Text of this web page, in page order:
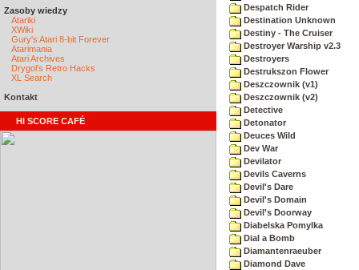
Zasoby wiedzy
Atariki
XWiki
Gury's Atari 8-bit Forever
Atarimania
Atari Archives
Drygol's Retro Hacks
XL Search
Kontakt
HI SCORE CAFÉ
Despatch Rider
Destination Unknown
Destiny - The Cruiser
Destroyer Warship v2.3
Destroyers
Destrukszon Flower
Deszczownik (v1)
Deszczownik (v2)
Detective
Detonator
Deuces Wild
Dev War
Devilator
Devils Caverns
Devil's Dare
Devil's Domain
Devil's Doorway
Diabelska Pomylka
Dial a Bomb
Diamantenraeuber
Diamond Dave